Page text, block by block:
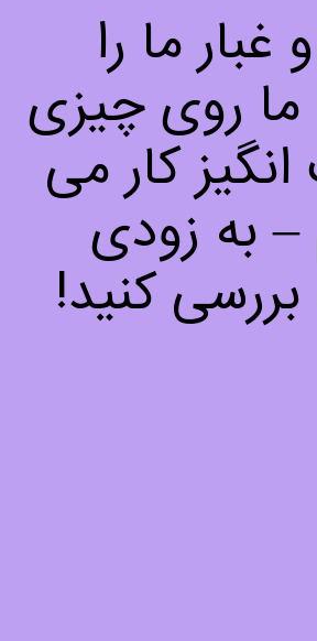
غبار ما را
روی چیزی
کار می
– به زودی
بررسی کنید!